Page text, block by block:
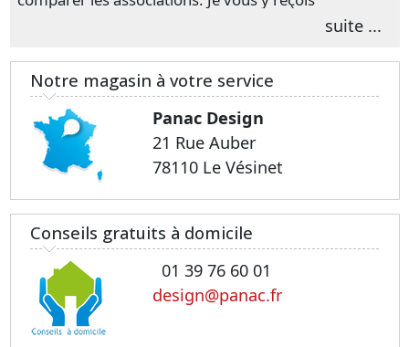
personnellement pour parler de votre projet et
transformer vos premières idées en choix plussuite ...
Notre magasin à votre service
Panac Design
21 Rue Auber
78110 Le Vésinet
Conseils gratuits à domicile
01 39 76 60 01
design@panac.fr